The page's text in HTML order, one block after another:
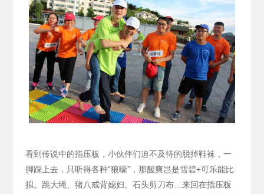
看到传说中的指压板，小伙伴们迫不及待的脱掉鞋袜，一
脚踩上去，只听得各种“狼嚎”，那酸爽岂是雪碧+可乐能比
拟。跳大绳、猪八戒背媳妇、石头剪刀布…来回在指压板